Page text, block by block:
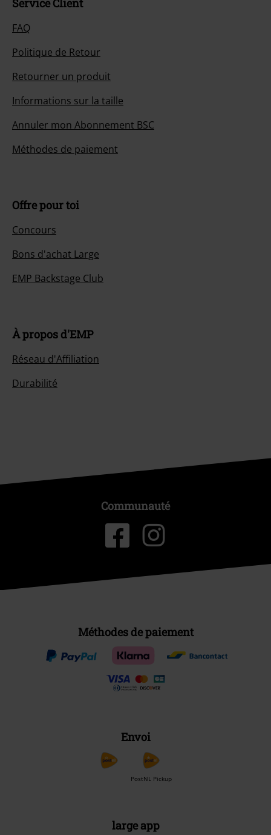
Service Client
FAQ
Politique de Retour
Retourner un produit
Informations sur la taille
Annuler mon Abonnement BSC
Méthodes de paiement
Offre pour toi
Concours
Bons d'achat Large
EMP Backstage Club
À propos d'EMP
Réseau d'Affiliation
Durabilité
Communauté
Méthodes de paiement
Envoi
PostNL Pickup
large app